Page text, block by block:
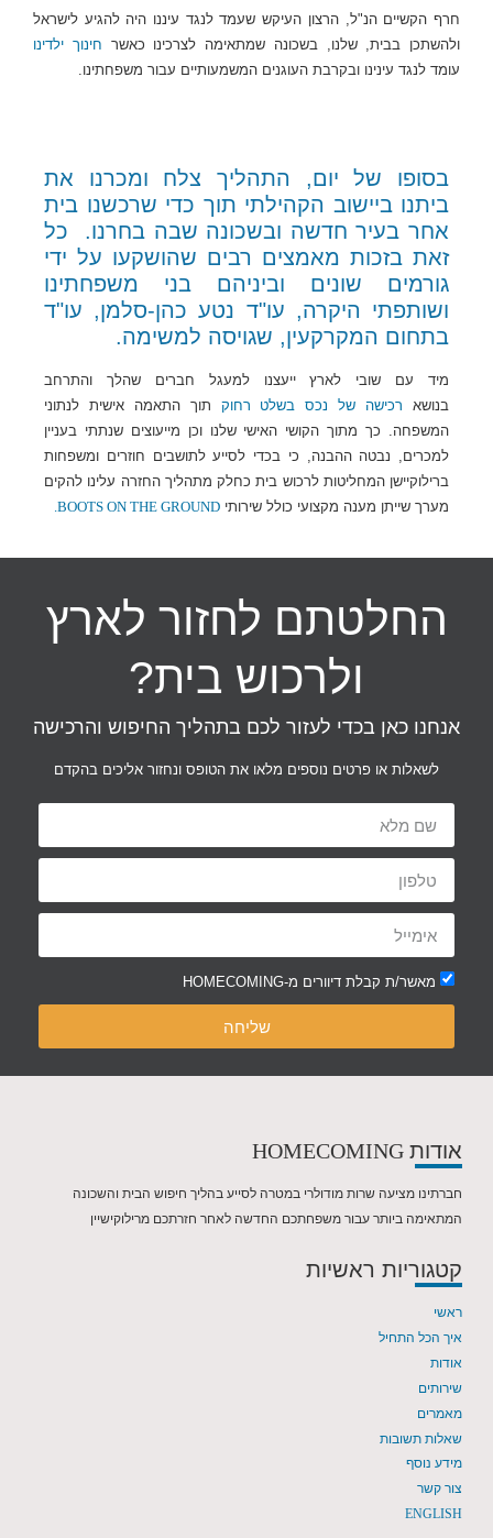
חרף הקשיים הנ"ל, הרצון העיקש שעמד לנגד עיננו היה להגיע לישראל
ולהשתכן בבית, שלנו, בשכונה שמתאימה לצרכינו כאשר חינוך ילדינו
עומד לנגד עינינו ובקרבת העוגנים המשמעותיים עבור משפחתינו.
בסופו של יום, התהליך צלח ומכרנו את
ביתנו ביישוב הקהילתי תוך כדי שרכשנו בית
אחר בעיר חדשה ובשכונה שבה בחרנו. כל
זאת בזכות מאמצים רבים שהושקעו על ידי
גורמים שונים וביניהם בני משפחתינו
ושותפתי היקרה, עו"ד נטע כהן-סלמן, עו"ד
בתחום המקרקעין, שגויסה למשימה.
מיד עם שובי לארץ ייעצנו למעגל חברים שהלך והתרחב
בנושא רכישה של נכס בשלט רחוק תוך התאמה אישית לנתוני
המשפחה. כך מתוך הקושי האישי שלנו וכן מייעוצים שנתתי בעניין
למכרים, נבטה ההבנה, כי בכדי לסייע לתושבים חוזרים ומשפחות
ברילוקיישן המחליטות לרכוש בית כחלק מתהליך החזרה עלינו להקים
מערך שייתן מענה מקצועי כולל שירותי BOOTS ON THE GROUND.
החלטתם לחזור לארץ
ולרכוש בית?
אנחנו כאן בכדי לעזור לכם בתהליך החיפוש והרכישה
לשאלות או פרטים נוספים מלאו את הטופס ונחזור אליכים בהקדם
מאשר/ת קבלת דיוורים מ-HOMECOMING
שליחה
אודות
חברתינו מציעה שרות מודולרי במטרה לסייע בהליך חיפוש הבית והשכונה
המתאימה ביותר עבור משפחתכם החדשה לאחר חזרתכם מרילוקישיין
קטגוריות ראשיות
ראשי
איך הכל התחיל
אודות
שירותים
מאמרים
שאלות תשובות
מידע נוסף
צור קשר
ENGLISH